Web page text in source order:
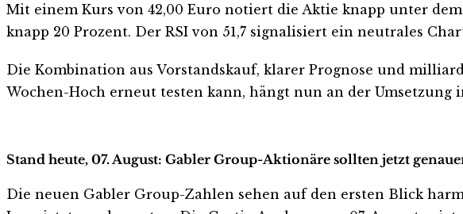
Mit einem Kurs von 42,00 Euro notiert die Aktie knapp unter
knapp 20 Prozent. Der RSI von 51,7 signalisiert ein neutrales
Die Kombination aus Vorstandskauf, klarer Prognose und
Wochen-Hoch erneut testen kann, hängt nun an der Umsetzung
Stand heute, 07. August: Gabler Group-Aktionäre sollten jetzt
Die neuen Gabler Group-Zahlen sehen auf den ersten Blick